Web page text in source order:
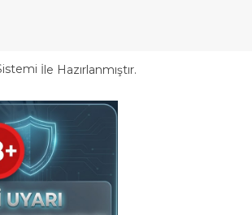
İle Hazırlanmıştır.